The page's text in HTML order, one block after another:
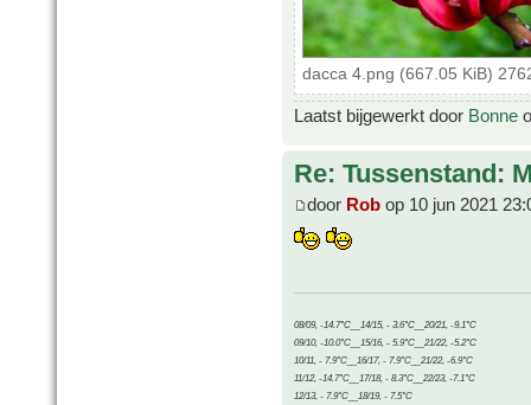
dacca 4.png (667.05 KiB)
Laatst bijgewerkt door Bonne
Re: Tussenstand:
door Rob op 10 jun 2021
08/09, -14.7°C__14/15, - 3.6°C__20/21, -9.1°C
09/10, -10.0°C__15/16, - 5.9°C__21/22, -5.2°C
10/11, - 7.9°C__16/17, - 7.9°C__21/22, -6.9°C
11/12, -14.7°C__17/18, - 8.3°C__22/23, -7.1°C
12/13, - 7.9°C__18/19, - 7.5°C